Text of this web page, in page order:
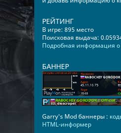
РЕЙТИНГ
В игре: 895 место
Поисковая выдача:
Подробная информация о
БАННЕР
Garry's Mod баннеры :
HTML-информер